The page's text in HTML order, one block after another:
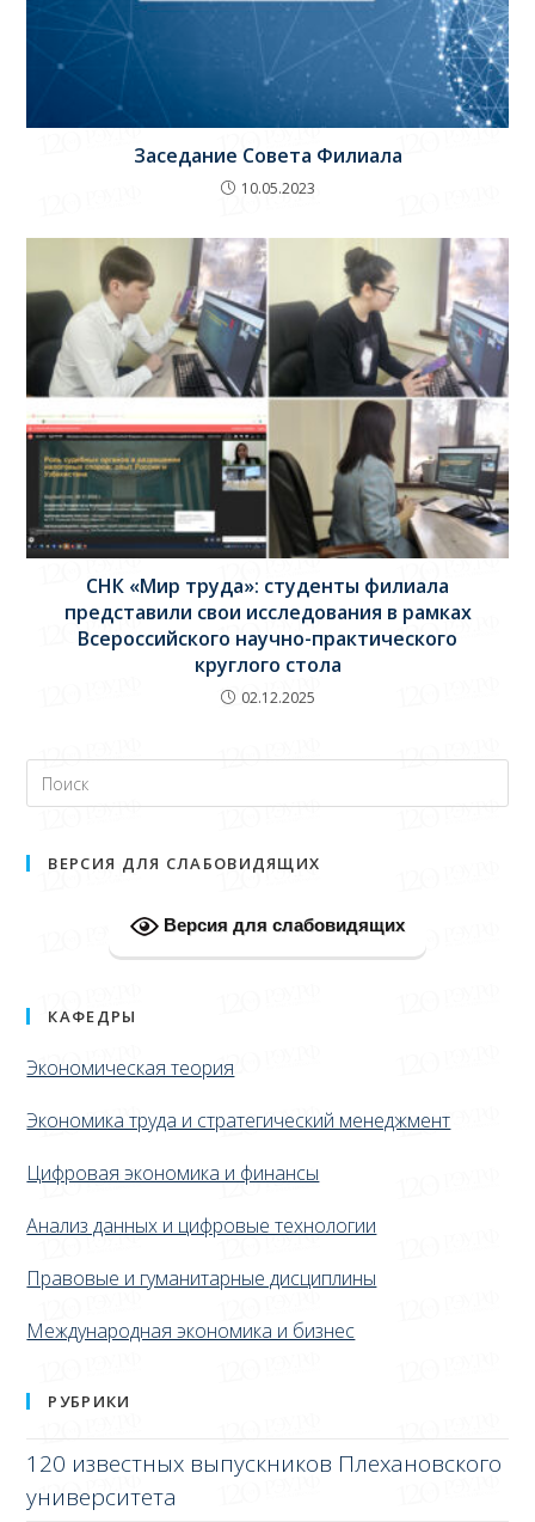
Заседание Совета Филиала
10.05.2023
СНК «Мир труда»: студенты филиала
представили свои исследования в рамках
Всероссийского научно-практического
круглого стола
02.12.2025
ВЕРСИЯ ДЛЯ СЛАБОВИДЯЩИХ
Версия для слабовидящих
КАФЕДРЫ
Экономическая теория
Экономика труда и стратегический менеджмент
Цифровая экономика и финансы
Анализ данных и цифровые технологии
Правовые и гуманитарные дисциплины
Международная экономика и бизнес
РУБРИКИ
120 известных выпускников Плехановского
университета